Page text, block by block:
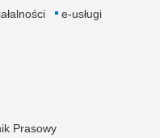
e-usługi
Prasowy